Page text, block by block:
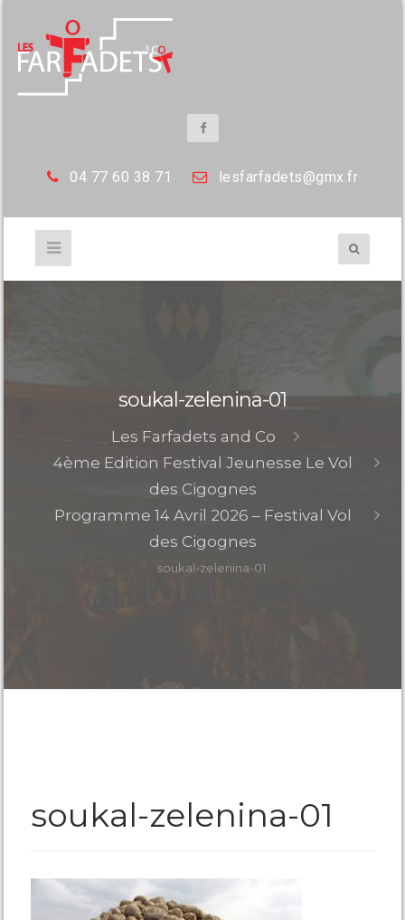
04 77 60 38 71 lesfarfadets@gmx.fr
soukal-zelenina-01
Les Farfadets and Co
4ème Edition Festival Jeunesse Le Vol
des Cigognes
Programme 14 Avril 2026 – Festival Vol
des Cigognes
soukal-zelenina-01
soukal-zelenina-01